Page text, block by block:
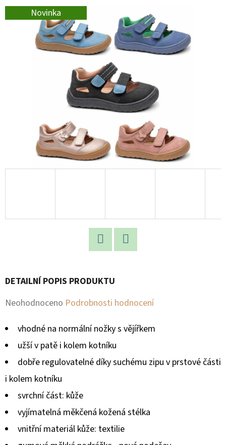
Novinka
DETAILNÍ POPIS PRODUKTU
Průměrné
produktu
z
hvězdiček.
Neohodnoceno Podrobnosti hodnocení
vhodné na normální nožky s vějířkem
užší v patě i kolem kotníku
dobře regulovatelné díky suchému zipu v prstové části
i kolem kotníku
svrchní část: kůže
vyjímatelná měkčená kožená stélka
vnitřní materiál kůže: textilie
T
P
O
R
Č
U
E
M
E